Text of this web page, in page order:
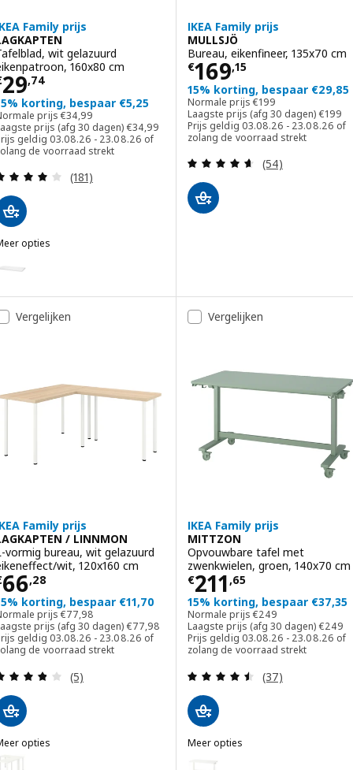
Family prijs
wit gelazuurd
160x80 cm
29,74€ 29,74
korting, bespaar €5,25
prijs€34,99
Normale prijs € 34,99
prijs (afg 30 dagen)€34,99
Laagste prijs (afg 30 dagen) € 34,99
geldig 03.08.26 - 23.08.26 of
de voorraad strekt
Beoordeling: 4.1 van 5 sterren. Totaal
(181)
opties
IKEA Family prijs
MULLSJÖ
Bureau, eikenfineer, 135x70 cm
€169,15
Prijs € 169,15
15% korting, bespaar €29,85
Normale prijs€199
Normale prijs € 199
Laagste prijs (afg 30 dagen)€199
Prijs geldig 03.08.26 - 23.08.26 of
zolang de voorraad strekt
Beoordeling:
(54)
Vergelijken
Family prijs
/ LINNMON
vormig bureau, wit gelazuurd
wit, 120x160 cm
66,28€ 66,28
korting, bespaar €11,70
prijs€77,98
Normale prijs € 77,98
prijs (afg 30 dagen)€77,98
Laagste prijs (afg 30 dagen) € 77,98
geldig 03.08.26 - 23.08.26 of
de voorraad strekt
Beoordeling: 3.8 van 5 sterren. Totaal
(5)
opties
/ LINNMON
LAGKAPTEN / LINNMON, L-vormig bureau, wit, 120x160 cm
Vergelijken
IKEA Family prijs
MITTZON
Opvouwbare tafel met
zwenkwielen, groen, 140x70 cm
€211,65
Prijs € 211,65
15% korting, bespaar €37,35
Normale prijs€249
Normale prijs € 249
Laagste prijs (afg 30 dagen)€249
Prijs geldig 03.08.26 - 23.08.26 of
zolang de voorraad strekt
Beoordeling:
(37)
Meer opties
Optie: MITTZON,